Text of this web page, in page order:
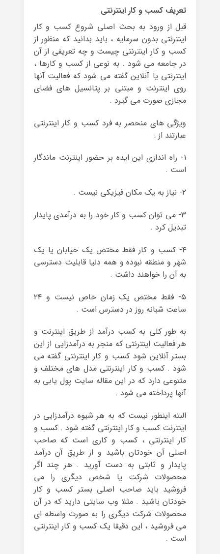
تعریف کسب و کار اینترنتی
قبل از ورود به بحث اصلی شروع کسب و کار
اینترنتی بدون سرمایه ، باید بدانید که منظور از
کسب و کار اینترنتی چیست و چه تعریفی از آن
در جامعه می شود . به نوعی از کسب و کارها ،
اینترنتی یا آنلاین گفته می شود که فعالیت آنها
روی اینترنت و مبتنی بر پتانسیل های فضای
مجازی صورت می گیرد .
ویژگی های منحصر به فرد کسب و کار اینترنتی
عبارتند از :
۱- راه اندازی این ایده بر حضور اینترنت ماندگار
است .
۲- نیاز به یک مکان فیزیکی نیست .
۳- می توان کسب و کار خود را به درآمدی پایدار
تبدیل کرد .
۴- کسب و کار فقط مختص یک خیابان یا یک
شهر و منطقه نبوده و همه دنیا قابلیت دسترسی
به آن را خواهند داشت .
۵- فقط مختص یک زمان خاص نیست و ۲۴
ساعت شبانه روز در دسترس است .
به طور کلی به کسب درآمد از طریق اینترنت و
هر فعالیت اینترنتی که منجر به درآمدزایی از این
بستر آنلاین شود کسب و کار اینترنتی گفته می
شود . کسب و کار اینترنتی مدل های مختلف و
متنوعی دارد که در این مقاله سایت پول یابی به
آنها پرداخته می شود .
البته اینطور نیست که به هر شیوه درآمدزایی در
اینترنت کسب و کار اینترنتی گفته شود . کسب و
کار اینترنتی ، کسب و کاری است که صاحب
اصلی آن خودتان باشید و از طریق آن درآمد
پایدار و ثابتی به دست آورید . هر چند اگر
محصولات شرکت یا شخص دیگری را می
فروشید باید صاحب اصلی بستر کسب و کار
خودتان باشید . مثلا وب سایتی دارید که در آن
محصولات شرکت دیگری را به صورت واسطه ای
می فروشید ، این دقیقا یک کسب و کار اینترنتی
است .